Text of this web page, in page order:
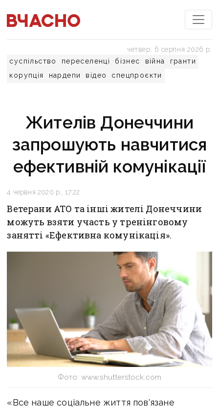
суспільство переселенці бізнес війна
гранти
корупція
нардепи відео спецпроєкти
четвер, 6 серпня 2026 р.
Жителів Донеччини
запрошують навчитися
ефективній комунікації
4 червня 2020 р., 17:22
Ветерани АТО та інші жителі Донеччини
можуть взяти участь у тренінговому
занятті «Ефективна комунікація».
Фото: www.shutterstock.com
«Все наше соціальне життя пов'язане